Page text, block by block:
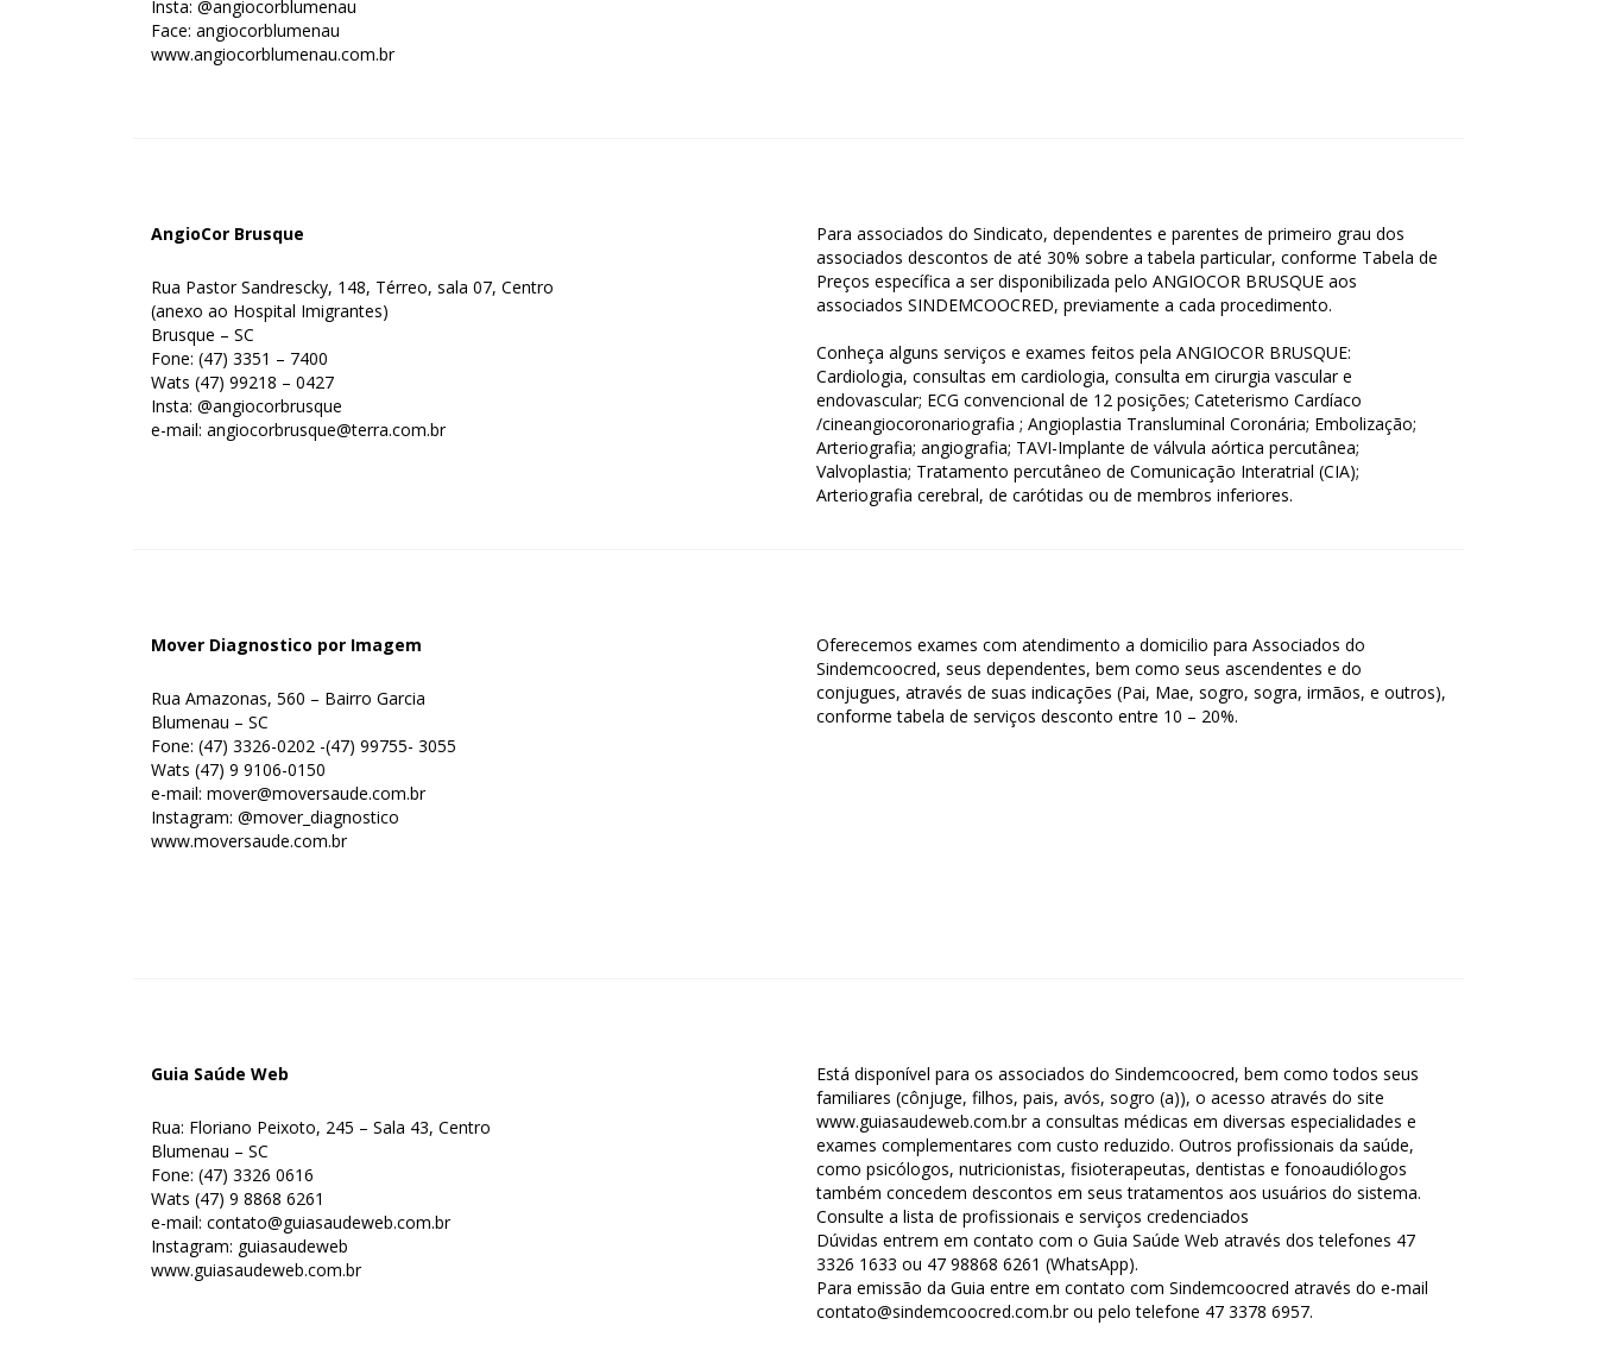
Insta: @angiocorblumenau
Face: angiocorblumenau
www.angiocorblumenau.com.br
AngioCor Brusque
Rua Pastor Sandrescky, 148, Térreo, sala 07, Centro
(anexo ao Hospital Imigrantes)
Brusque – SC
Fone: (47) 3351 – 7400
Wats (47) 99218 – 0427
Insta: @angiocorbrusque
e-mail: angiocorbrusque@terra.com.br
Para associados do Sindicato, dependentes e parentes de primeiro grau dos
associados descontos de até 30% sobre a tabela particular, conforme Tabela de
Preços específica a ser disponibilizada pelo ANGIOCOR BRUSQUE aos
associados SINDEMCOOCRED, previamente a cada procedimento.
Conheça alguns serviços e exames feitos pela ANGIOCOR BRUSQUE:
Cardiologia, consultas em cardiologia, consulta em cirurgia vascular e
endovascular; ECG convencional de 12 posições; Cateterismo Cardíaco
/cineangiocoronariografia ; Angioplastia Transluminal Coronária; Embolização;
Arteriografia; angiografia; TAVI-Implante de válvula aórtica percutânea;
Valvoplastia; Tratamento percutâneo de Comunicação Interatrial (CIA);
Arteriografia cerebral, de carótidas ou de membros inferiores.
Mover Diagnostico por Imagem
Rua Amazonas, 560 – Bairro Garcia
Blumenau – SC
Fone: (47) 3326-0202 -(47) 99755- 3055
Wats (47) 9 9106-0150
e-mail: mover@moversaude.com.br ⁣
Instagram: @mover_diagnostico
www.moversaude.com.br
Oferecemos exames com atendimento a domicilio para Associados do
Sindemcoocred, seus dependentes, bem como seus ascendentes e do
conjugues, através de suas indicações (Pai, Mae, sogro, sogra, irmãos, e outros),
conforme tabela de serviços desconto entre 10 – 20%.
Guia Saúde Web
Rua: Floriano Peixoto, 245 – Sala 43, Centro
Blumenau – SC
Fone: (47) 3326 0616
Wats (47) 9 8868 6261
e-mail: contato@guiasaudeweb.com.br
Instagram: guiasaudeweb
www.guiasaudeweb.com.br
Está disponível para os associados do Sindemcoocred, bem como todos seus
familiares (cônjuge, filhos, pais, avós, sogro (a)), o acesso através do site
www.guiasaudeweb.com.br a consultas médicas em diversas especialidades e
exames complementares com custo reduzido. Outros profissionais da saúde,
como psicólogos, nutricionistas, fisioterapeutas, dentistas e fonoaudiólogos
também concedem descontos em seus tratamentos aos usuários do sistema.
Consulte a lista de profissionais e serviços credenciados
Dúvidas entrem em contato com o Guia Saúde Web através dos telefones 47
3326 1633 ou 47 98868 6261 (WhatsApp).
Para emissão da Guia entre em contato com Sindemcoocred através do e-mail
contato@sindemcoocred.com.br ou pelo telefone 47 3378 6957.